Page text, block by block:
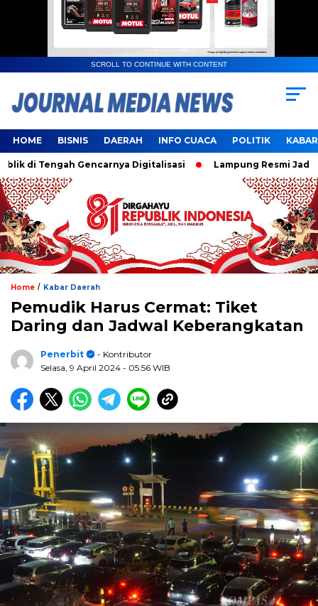
SCROLL TO CONTINUE WITH CONTENT
HOME BISNIS DAERAH INFO CUACA POLITIK
Tengah Gencarnya Digitalisasi Lampung Resmi Jadi Tuan
Home / Kabar Daerah
Pemudik Harus Cermat: Tiket
Daring dan Jadwal Keberangkatan
Penerbit
- Kontributor
Selasa, 9 April 2024 - 05:56 WIB